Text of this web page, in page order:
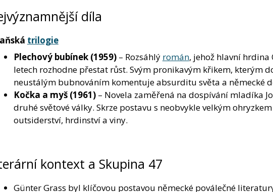
díla
trilogie
Plechový bubínek(1959)– Rozsáhlý román, jehož hlavní hrdina
letech rozhodne přestat růst. Svým pronikavým křikem, kterým
neustálým bubnováním komentuje absurditu světa a německé
Kočka a myš(1961)– Novela zaměřená na dospívání mladíka
druhé světové války. Skrze postavu s neobvykle velkým
outsiderství, hrdinství a viny.
kontext a Skupina 47
Günter Grass byl klíčovou postavou německé poválečné